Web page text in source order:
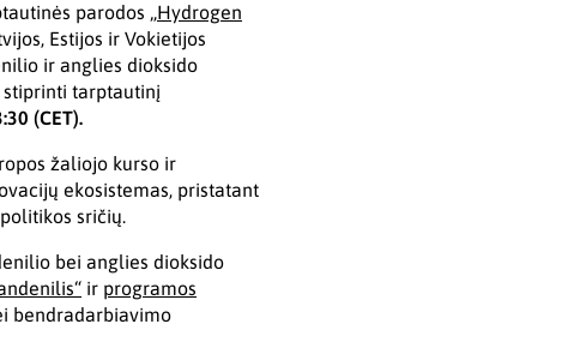
parodos „Hydrogen
Estijos ir Vokietijos
ir anglies dioksido
stiprinti tarptautinį
(CET).
žaliojo kurso ir
ekosistemas, pristatant
sričių.
bei anglies dioksido
ir programos
bendradarbiavimo